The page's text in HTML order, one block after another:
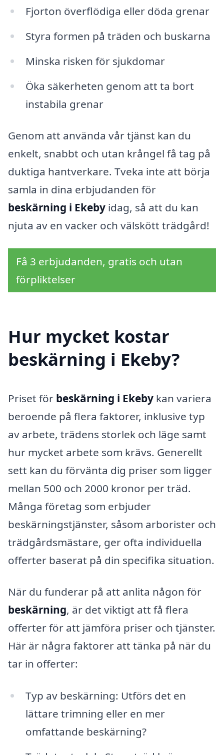
Fjorton överflödiga eller döda grenar
Styra formen på träden och buskarna
Minska risken för sjukdomar
Öka säkerheten genom att ta bort
instabila grenar
Genom att använda vår tjänst kan du
enkelt, snabbt och utan krångel få tag på
duktiga hantverkare. Tveka inte att börja
samla in dina erbjudanden för
beskärning i Ekeby idag, så att du kan
njuta av en vacker och välskött trädgård!
Få 3 erbjudanden, gratis och utan
förpliktelser
Hur mycket kostar
beskärning i Ekeby?
Priset för beskärning i Ekeby kan variera
beroende på flera faktorer, inklusive typ
av arbete, trädens storlek och läge samt
hur mycket arbete som krävs. Generellt
sett kan du förvänta dig priser som ligger
mellan 500 och 2000 kronor per träd.
Många företag som erbjuder
beskärningstjänster, såsom arborister och
trädgårdsmästare, ger ofta individuella
offerter baserat på din specifika situation.
När du funderar på att anlita någon för
beskärning, är det viktigt att få flera
offerter för att jämföra priser och tjänster.
Här är några faktorer att tänka på när du
tar in offerter:
Typ av beskärning: Utförs det en
lättare trimning eller en mer
omfattande beskärning?